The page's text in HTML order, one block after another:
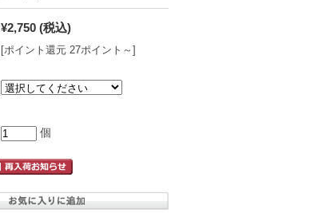
¥2,750 (税込)
[ポイント還元 27ポイント～]
個